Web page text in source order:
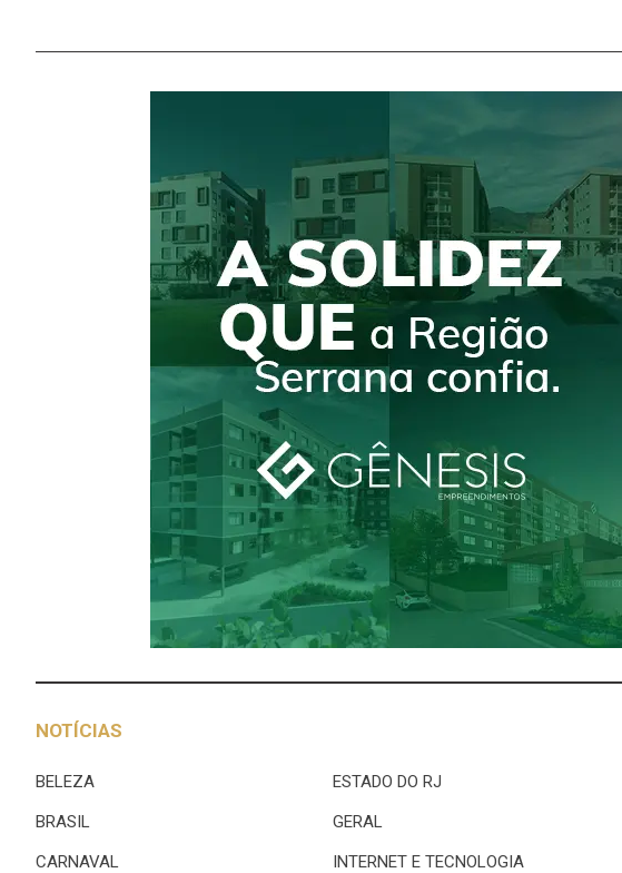
NOTÍCIAS
BELEZA
BRASIL
CARNAVAL
ESTADO DO RJ
GERAL
INTERNET E TECNOLOGIA